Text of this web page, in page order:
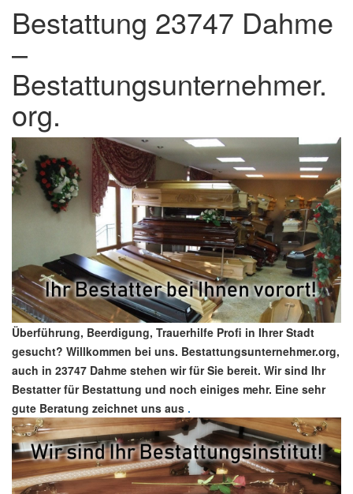
Bestattung 23747 Dahme
–
Bestattungsunternehmer.
org.
Überführung, Beerdigung, Trauerhilfe Profi in Ihrer Stadt
gesucht? Willkommen bei uns. Bestattungsunternehmer.org,
auch in 23747 Dahme stehen wir für Sie bereit. Wir sind Ihr
Bestatter für Bestattung und noch einiges mehr. Eine sehr
gute Beratung zeichnet uns aus .